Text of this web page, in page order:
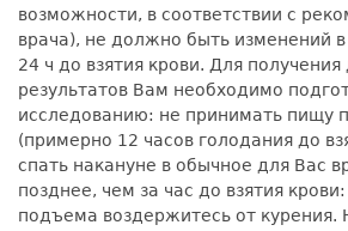
возможности, в соответствии с
врача), не должно быть изменений
24 ч до взятия крови. Для
результатов Вам необходимо
исследованию: не принимать пищу
(примерно 12 часов голодания до
спать накануне в обычное для Вас
позднее, чем за час до взятия
подъема воздержитесь от курения.